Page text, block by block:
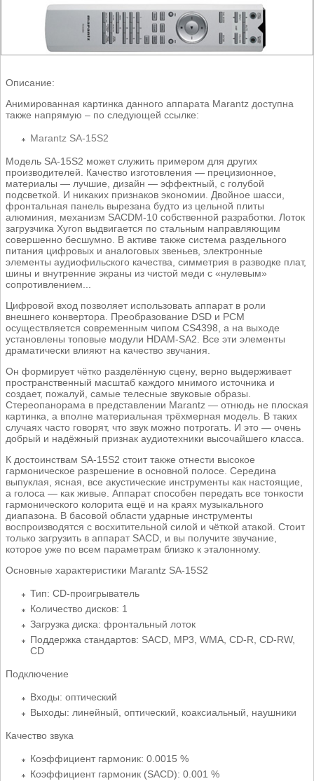
Описание:
Анимированная картинка данного аппарата Marantz доступна
также напрямую – по следующей ссылке:
Marantz SA-15S2
Модель SA-15S2 может служить примером для других
производителей. Качество изготовления — прецизионное,
материалы — лучшие, дизайн — эффектный, с голубой
подсветкой. И никаких признаков экономии. Двойное шасси,
фронтальная панель вырезана будто из цельной плиты
алюминия, механизм SACDM-10 собственной разработки. Лоток
загрузчика Xyron выдвигается по стальным направляющим
совершенно бесшумно. В активе также система раздельного
питания цифровых и аналоговых звеньев, электронные
элементы аудиофильского качества, симметрия в разводке плат,
шины и внутренние экраны из чистой меди с «нулевым»
сопротивлением...
Цифровой вход позволяет использовать аппарат в роли
внешнего конвертора. Преобразование DSD и PCM
осуществляется современным чипом CS4398, а на выходе
установлены топовые модули HDAM-SA2. Все эти элементы
драматически влияют на качество звучания.
Он формирует чётко разделённую сцену, верно выдерживает
пространственный масштаб каждого мнимого источника и
создает, пожалуй, самые телесные звуковые образы.
Стереопанорама в представлении Marantz — отнюдь не плоская
картинка, а вполне материальная трёхмерная модель. В таких
случаях часто говорят, что звук можно потрогать. И это — очень
добрый и надёжный признак аудиотехники высочайшего класса.
К достоинствам SA-15S2 стоит также отнести высокое
гармоническое разрешение в основной полосе. Середина
выпуклая, ясная, все акустические инструменты как настоящие,
а голоса — как живые. Аппарат способен передать все тонкости
гармонического колорита ещё и на краях музыкального
диапазона. В басовой области ударные инструменты
воспроизводятся с восхитительной силой и чёткой атакой. Стоит
только загрузить в аппарат SACD, и вы получите звучание,
которое уже по всем параметрам близко к эталонному.
Основные характеристики Marantz SA-15S2
Тип: CD-проигрыватель
Количество дисков: 1
Загрузка диска: фронтальный лоток
Поддержка стандартов: SACD, MP3, WMA, CD-R, CD-RW,
CD
Подключение
Входы: оптический
Выходы: линейный, оптический, коаксиальный, наушники
Качество звука
Коэффициент гармоник: 0.0015 %
Коэффициент гармоник (SACD): 0.001 %